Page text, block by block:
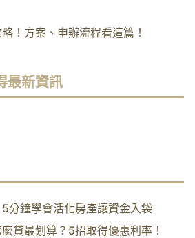
！方案、申辦流程看這篇！
最新資訊
分鐘學會活化房產讓資金入袋
貸最划算？5招取得優惠利率！